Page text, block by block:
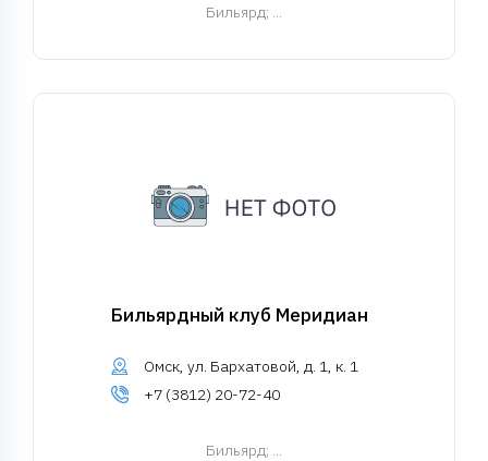
Бильярд; ...
Бильярдный клуб Меридиан
Омск, ул. Бархатовой, д. 1, к. 1
+7 (3812) 20-72-40
Бильярд; ...